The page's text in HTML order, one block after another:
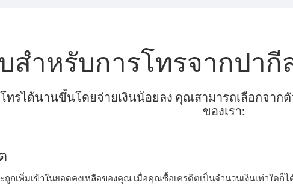
สำหรับการโทรจากปา
ทรได้นานขึ้นโดยจ่ายเงินน้อยลง คุณสามารถเลือกจาก
ของเรา:
ะถูกเพิ่มเข้าในยอดคงเหลือของคุณ เมื่อคุณซื้อเครดิตเป็นจำนวนเงินเท่าใด